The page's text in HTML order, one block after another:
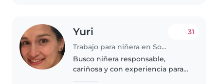
Yuri
Trabajo para niñera en Soacha
31
Busco niñera responsable,
cariñosa y con experiencia para